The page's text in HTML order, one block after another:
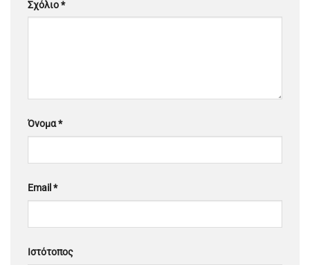
Σχόλιο*
Όνομα*
Email *
Ιστότοπος